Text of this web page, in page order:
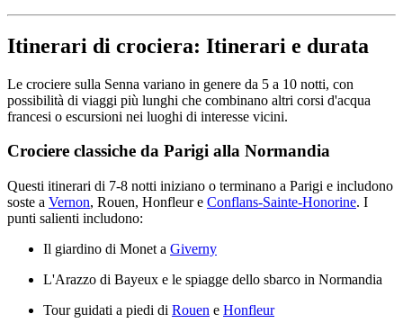
Itinerari di crociera: Itinerari e durata
Le crociere sulla Senna variano in genere da 5 a 10 notti, con
possibilità di viaggi più lunghi che combinano altri corsi d'acqua
francesi o escursioni nei luoghi di interesse vicini.
Crociere classiche da Parigi alla Normandia
Questi itinerari di 7-8 notti iniziano o terminano a Parigi e includono
soste a Vernon, Rouen, Honfleur e Conflans-Sainte-Honorine. I
punti salienti includono:
Il giardino di Monet a Giverny
L'Arazzo di Bayeux e le spiagge dello sbarco in Normandia
Tour guidati a piedi di Rouen e Honfleur